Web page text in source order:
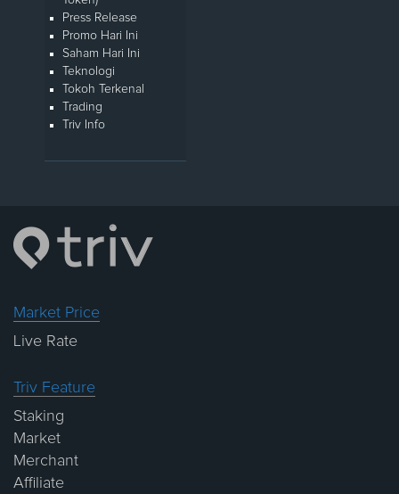
Press Release
Promo Hari Ini
Saham Hari Ini
Teknologi
Tokoh Terkenal
Trading
Triv Info
Market Price
Live Rate
Triv Feature
Staking
Market
Merchant
Affiliate